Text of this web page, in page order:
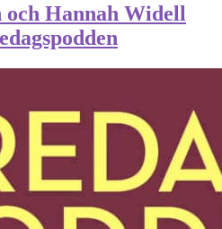
och Hannah Widell